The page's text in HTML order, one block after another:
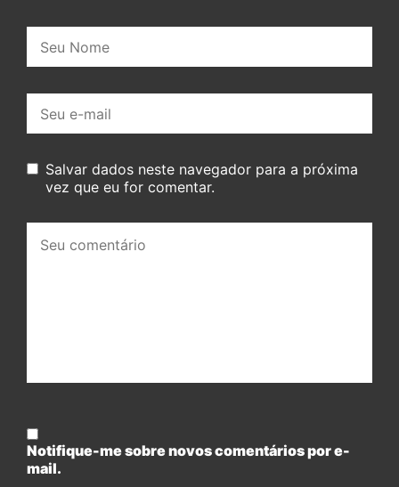
mail:
Salvar dados neste navegador para a próxima
vez que eu for comentar.
comentário:
Notifique-me sobre novos comentários por e-
mail.